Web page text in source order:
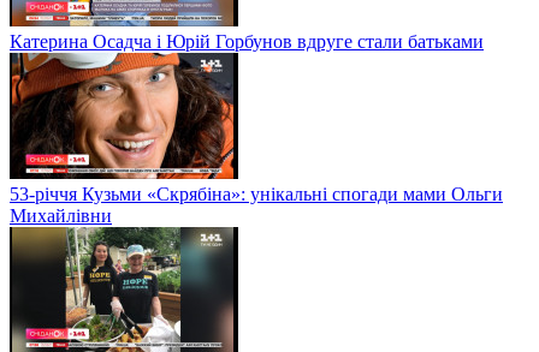
Катерина Осадча і Юрій Горбунов вдруге стали батьками
53-річчя Кузьми «Скрябіна»: унікальні спогади мами Ольги
Михайлівни